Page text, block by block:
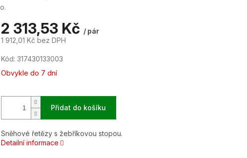
2 313,53 Kč / pár
1 912,01 Kč bez DPH
Měrná
cena:
Kód: 317430133003
Obvykle do 7 dní
Přidat do košíku
Sněhové řetězy s žebříkovou stopou.
Detailní informace